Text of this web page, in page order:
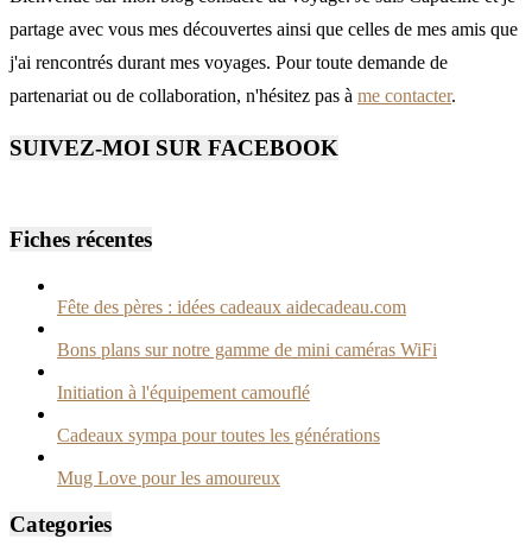
partage avec vous mes découvertes ainsi que celles de mes amis que
j'ai rencontrés durant mes voyages. Pour toute demande de
partenariat ou de collaboration, n'hésitez pas à me contacter.
SUIVEZ-MOI SUR FACEBOOK
Fiches récentes
Fête des pères : idées cadeaux aidecadeau.com
Bons plans sur notre gamme de mini caméras WiFi
Initiation à l'équipement camouflé
Cadeaux sympa pour toutes les générations
Mug Love pour les amoureux
Categories